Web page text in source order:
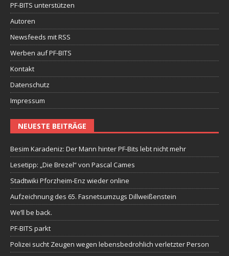
PF-BITS unterstützen
Autoren
Newsfeeds mit RSS
Werben auf PF-BITS
Kontakt
Datenschutz
Impressum
NEUESTE BEITRÄGE
Besim Karadeniz: Der Mann hinter PF-Bits lebt nicht mehr
Lesetipp: „Die Brezel“ von Pascal Cames
Stadtwiki Pforzheim-Enz wieder online
Aufzeichnung des 65. Fasnetsumzugs Dillweißenstein
We’ll be back.
PF-BITS parkt
Polizei sucht Zeugen wegen lebensbedrohlich verletzter Person